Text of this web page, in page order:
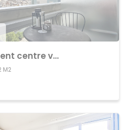
Achat Appartement centre ville
M2